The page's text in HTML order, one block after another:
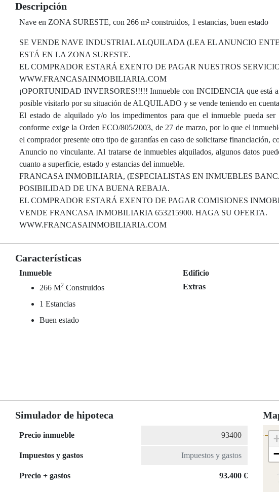
Descripción
Nave en ZONA SURESTE, con 266 m² construidos, 1 estancias, buen estado
SE VENDE NAVE INDUSTRIAL ALQUILADA (LEA EL ANUNCIO
ESTÁ EN LA ZONA SURESTE.
EL COMPRADOR ESTARÁ EXENTO DE PAGAR NUESTROS
WWW.FRANCASAINMOBILIARIA.COM
¡OPORTUNIDAD INVERSORES!!!!! Inmueble con INCIDENCIA que está
posible visitarlo por su situación de ALQUILADO y se vende teniendo en
El estado de alquilado y/o los impedimentos para que el inmueble pueda
conforme exige la Orden ECO/805/2003, de 27 de marzo, por lo que el
el comprador presente otro tipo de garantías en caso de solicitarse financiación,
Anuncio no vinculante. Al tratarse de inmuebles alquilados, algunos datos
cuanto a superficie, estado y estancias del inmueble.
FRANCASA INMOBILIARIA, (ESPECIALISTAS EN INMUEBLES
POSIBILIDAD DE UNA BUENA REBAJA.
EL COMPRADOR ESTARÁ EXENTO DE PAGAR COMISIONES
VENDE FRANCASA INMOBILIARIA 653215900. HAGA SU OFERTA.
WWW.FRANCASAINMOBILIARIA.COM
Características
Inmueble
266 M2 Construidos
1 Estancias
Buen estado
Edificio
Extras
Simulador de hipoteca
Precio inmueble
Impuestos y gastos
Precio + gastos 93.400 €